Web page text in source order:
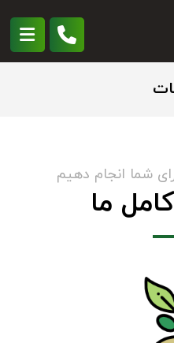
شما انجام دهیم
کامل ما